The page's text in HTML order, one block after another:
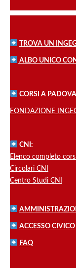
TROVA UN
ALBO UNICO
CORSI A
FONDAZIONE
CNI:
Elenco completo
Circolari CNI
Centro Studi CNI
ACCESSO CIVICO
FAQ